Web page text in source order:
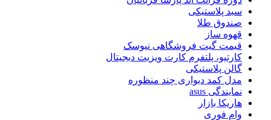
سبد پلاستیکی
صندوق طلا
قهوه ساز
قیمت گیت فروشگاهی نیوسک
کارتیو، پلتفرم کارت ویزیت دیجیتال
گالن پلاستیکی
مدل کمد دیواری چند منظوره
نمایندگی asus
هاریکا بازار
وام فوری